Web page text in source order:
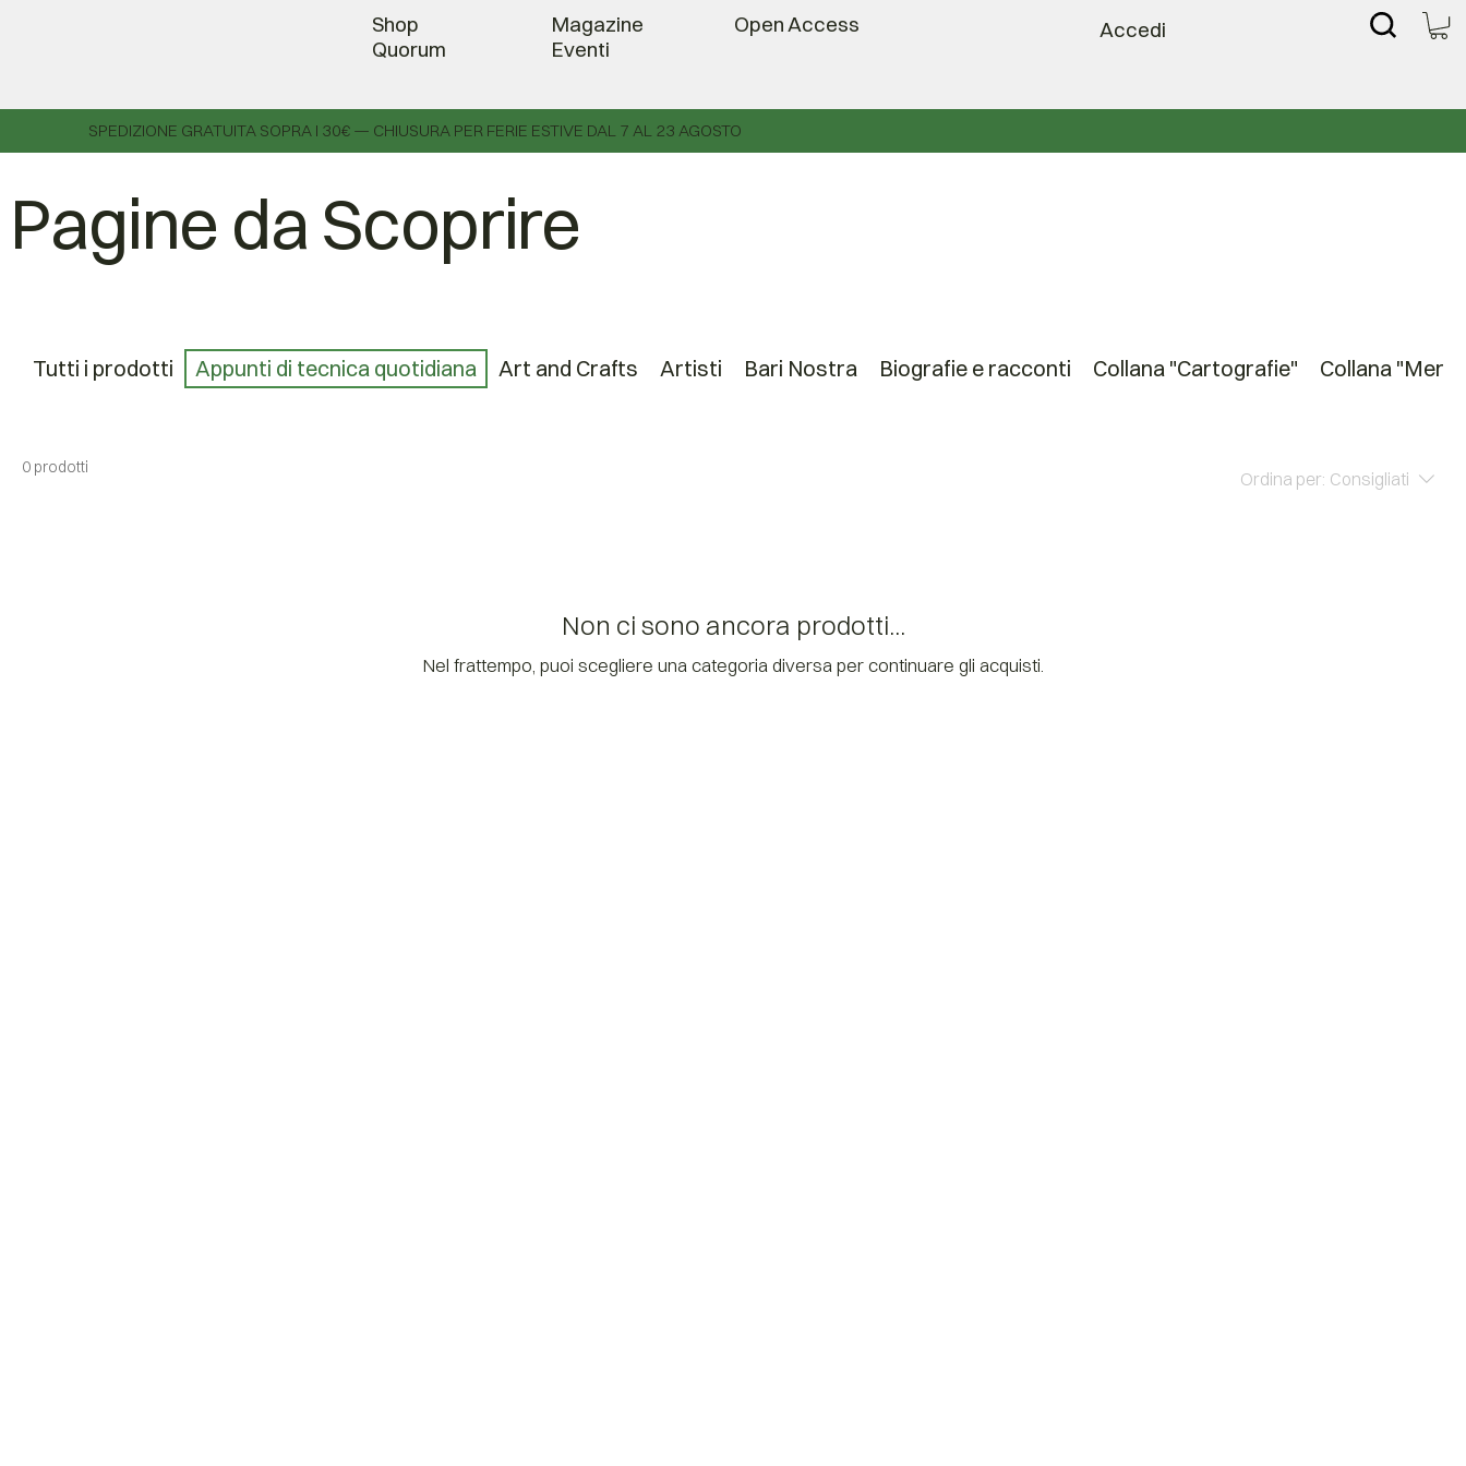
Magazine
Eventi
Shop
Quorum
Open Access Accedi
SPEDIZIONE GRATUITA SOPRA I 30€ — CHIUSURA PER FERIE ESTIVE DAL 7 AL 23 AGOSTO
Tutti i prodotti Appunti di tecnica quotidiana Art and Crafts Artisti Bari Nostra Biografie e racconti Collana "Cartografie" Collana
0 prodotti
Ordina per: Consigliati
Non ci sono ancora prodotti...
Nel frattempo, puoi scegliere una categoria diversa per continuare gli acquisti.
Pagine da Scoprire